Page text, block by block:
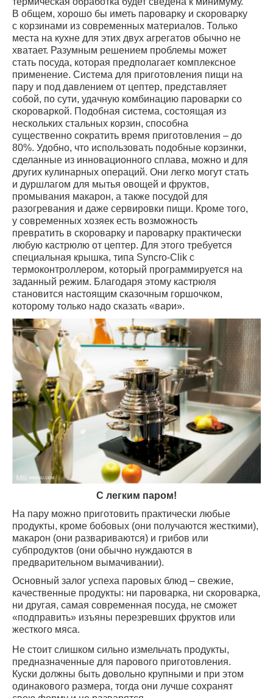
В общем, хорошо бы иметь пароварку и скороварку
с корзинами из современных материалов. Только
места на кухне для этих двух агрегатов обычно не
хватает. Разумным решением проблемы может
стать посуда, которая предполагает комплексное
применение. Система для приготовления пищи на
пару и под давлением от цептер, представляет
собой, по сути, удачную комбинацию пароварки со
скороваркой. Подобная система, состоящая из
нескольких стальных корзин, способна
существенно сократить время приготовления – до
80%. Удобно, что использовать подобные корзинки,
сделанные из инновационного сплава, можно и для
других кулинарных операций. Они легко могут стать
и дуршлагом для мытья овощей и фруктов,
промывания макарон, а также посудой для
разогревания и даже сервировки пищи. Кроме того,
у современных хозяек есть возможность
превратить в скороварку и пароварку практически
любую кастрюлю от цептер. Для этого требуется
специальная крышка, типа Syncro-Clik с
термоконтроллером, который программируется на
заданный режим. Благодаря этому кастрюля
становится настоящим сказочным горшочком,
которому только надо сказать «вари».
С легким паром!
На пару можно приготовить практически любые
продукты, кроме бобовых (они получаются жесткими),
макарон (они развариваются) и грибов или
субпродуктов (они обычно нуждаются в
предварительном вымачивании).
Основный залог успеха паровых блюд – свежие,
качественные продукты: ни пароварка, ни скороварка,
ни другая, самая современная посуда, не сможет
«подправить» изъяны перезревших фруктов или
жесткого мяса.
Не стоит слишком сильно измельчать продукты,
предназначенные для парового приготовления.
Куски должны быть довольно крупными и при этом
одинакового размера, тогда они лучше сохранят